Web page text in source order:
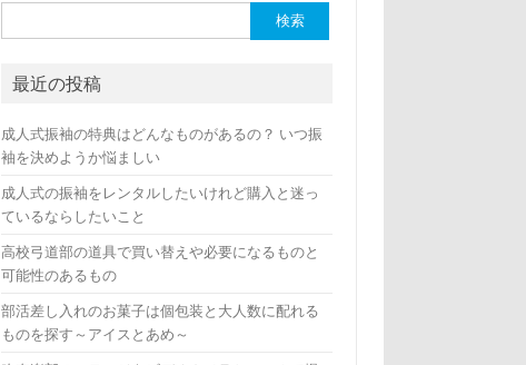
最近の投稿
成人式振袖の特典はどんなものがあるの？ いつ振
袖を決めようか悩ましい
成人式の振袖をレンタルしたいけれど購入と迷っ
ているならしたいこと
高校弓道部の道具で買い替えや必要になるものと
可能性のあるもの
部活差し入れのお菓子は個包装と大人数に配れる
ものを探す～アイスとあめ～